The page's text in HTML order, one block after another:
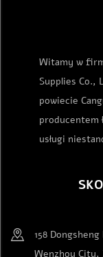
Witamy w
Supplies Co.,
powiecie
producentem
usługi
158
Wenzhou City,